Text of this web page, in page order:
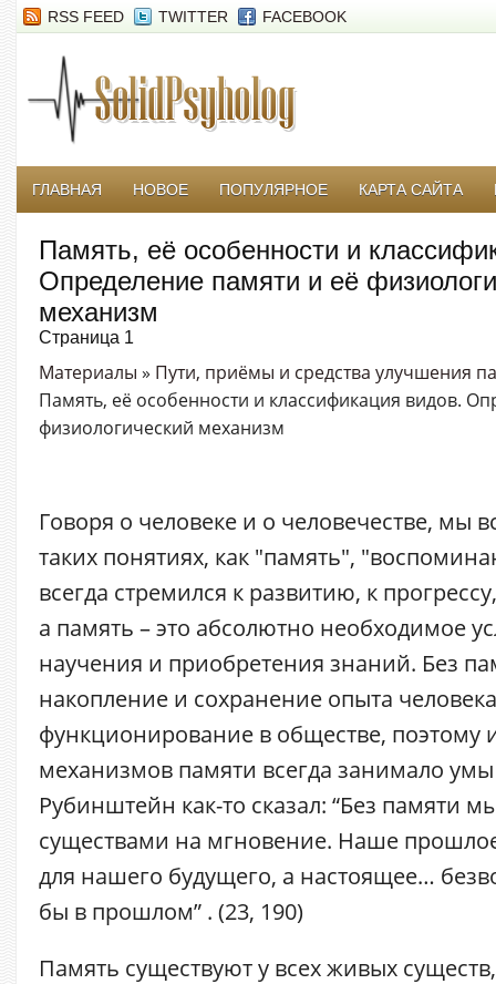
RSS FEED TWITTER FACEBOOK
ГЛАВНАЯ НОВОЕ ПОПУЛЯРНОЕ КАРТА САЙТА
Память, её особенности и
Определение памяти и её
механизм
Страница 1
Материалы » Пути, приёмы и средства улучшения
Память, её особенности и классификация видов.
физиологический механизм
Говоря о человеке и о человечестве, мы
таких понятиях, как "память",
всегда стремился к развитию, к
а память – это абсолютно необходимое
научения и приобретения знаний. Без
накопление и сохранение опыта
функционирование в обществе, поэтому
механизмов памяти всегда занимало
Рубинштейн как-то сказал: “Без памяти
существами на мгновение. Наше
для нашего будущего, а настоящее…
бы в прошлом” . (23, 190)
Память существуют у всех живых